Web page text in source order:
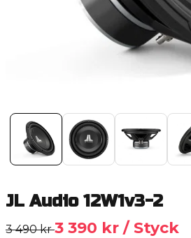
JL Audio 12W1v3-2
3 490 kr3 390 kr / Styck